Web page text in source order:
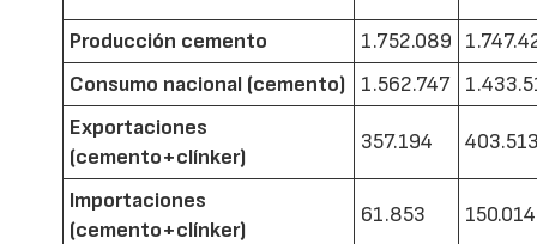
Producción cemento 1.752.089
Consumo nacional (cemento)
1.562.747
Exportaciones
(cemento+clínker)
357.194
Importaciones
(cemento+clínker)
61.853 150.014